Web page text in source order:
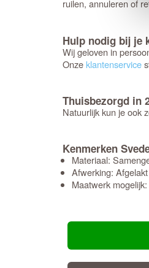
ruilen, annuleren of
Hulp nodig bij je
Wij geloven in
Onzeklantenservice
Thuisbezorgd in
Natuurlijk kun je ook
Kenmerken
Materiaal:
Afwerking:
Maatwerk